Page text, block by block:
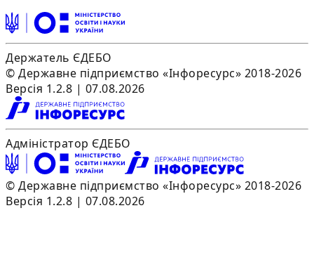
Держатель ЄДЕБО
© Державне підприємство «Інфоресурс» 2018-2026
Версія 1.2.8 | 07.08.2026
Адміністратор ЄДЕБО
© Державне підприємство «Інфоресурс» 2018-2026
Версія 1.2.8 | 07.08.2026